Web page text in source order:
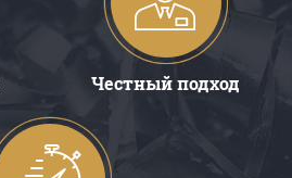
Честный подход